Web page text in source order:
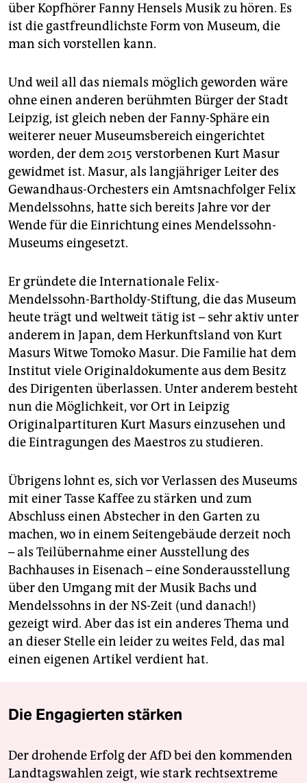
über Kopfhörer Fanny Hensels Musik zu hören. Es
ist die gastfreundlichste Form von Museum, die
man sich vorstellen kann.
Und weil all das niemals möglich geworden wäre
ohne einen anderen berühmten Bürger der Stadt
Leipzig, ist gleich neben der Fanny-Sphäre ein
weiterer neuer Museumsbereich eingerichtet
worden, der dem 2015 verstorbenen Kurt Masur
gewidmet ist. Masur, als langjähriger Leiter des
Gewandhaus-Orchesters ein Amtsnachfolger Felix
Mendelssohns, hatte sich bereits Jahre vor der
Wende für die Einrichtung eines Mendelssohn-
Museums eingesetzt.
Er gründete die Internationale Felix-
Mendelssohn-Bartholdy-Stiftung, die das Museum
heute trägt und weltweit tätig ist – sehr aktiv unter
anderem in Japan, dem Herkunftsland von Kurt
Masurs Witwe Tomoko Masur. Die Familie hat dem
Institut viele Originaldokumente aus dem Besitz
des Dirigenten überlassen. Unter anderem besteht
nun die Möglichkeit, vor Ort in Leipzig
Originalpartituren Kurt Masurs einzusehen und
die Eintragungen des Maestros zu studieren.
Übrigens lohnt es, sich vor Verlassen des Museums
mit einer Tasse Kaffee zu stärken und zum
Abschluss einen Abstecher in den Garten zu
machen, wo in einem Seitengebäude derzeit noch
– als Teilübernahme einer Ausstellung des
Bachhauses in Eisenach – eine Sonderausstellung
über den Umgang mit der Musik Bachs und
Mendelssohns in der NS-Zeit (und danach!)
gezeigt wird. Aber das ist ein anderes Thema und
an dieser Stelle ein leider zu weites Feld, das mal
einen eigenen Artikel verdient hat.
Die Engagierten stärken
Der drohende Erfolg der AfD bei den kommenden
Landtagswahlen zeigt, wie stark rechtsextreme